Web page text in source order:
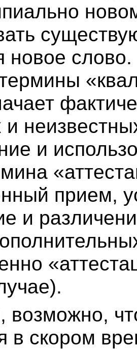
новое
и
и
прием,
и
возможно,
в скором